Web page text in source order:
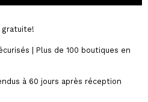
gratuite!
| Plus de 100 boutiques en
à 60 jours après réception